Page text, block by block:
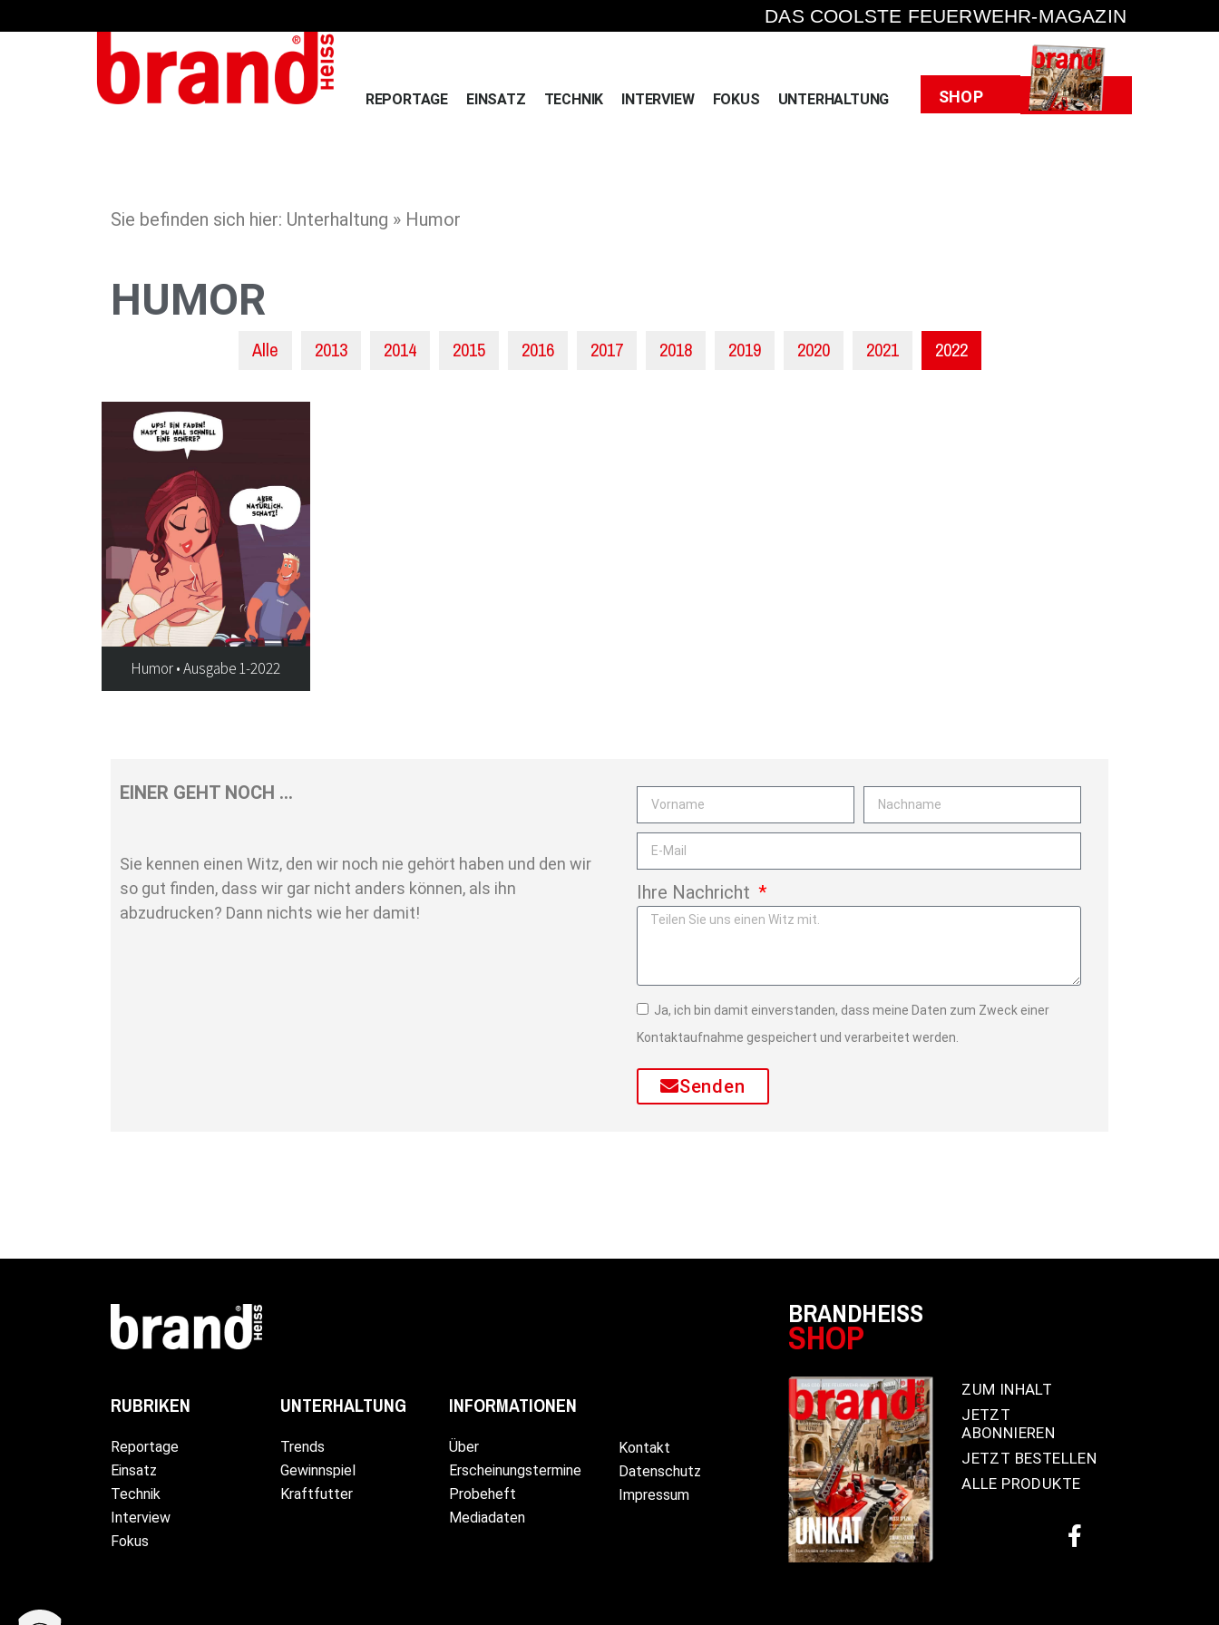
DAS COOLSTE FEUERWEHR-MAGAZIN
REPORTAGE EINSATZ TECHNIK INTERVIEW FOKUS UNTERHALTUNG SHOP Heft
Sie befinden sich hier: Unterhaltung » Humor
HUMOR
Alle 2013 2014 2015 2016 2017 2018 2019 2020 2021 2022
Humor • Ausgabe 1-2022
EINER GEHT NOCH …
Sie kennen einen Witz, den wir noch nie gehört haben und den wir
so gut finden, dass wir gar nicht anders können, als ihn
abzudrucken? Dann nichts wie her damit!
Ihre Nachricht
Ja, ich bin damit einverstanden, dass meine Daten zum Zweck einer
Kontaktaufnahme gespeichert und verarbeitet werden.
Senden
RUBRIKEN
Reportage
Einsatz
Technik
Interview
Fokus
UNTERHALTUNG
Trends
Gewinnspiel
Kraftfutter
INFORMATIONEN
Über
Erscheinungstermine
Probeheft
Mediadaten
Kontakt
Datenschutz
Impressum
BRANDHEISS
SHOP
ZUM INHALT
JETZT
ABONNIEREN
JETZT BESTELLEN
ALLE PRODUKTE